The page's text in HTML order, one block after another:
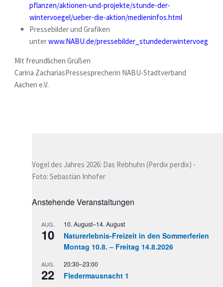
pflanzen/aktionen-und-projekte/stunde-der-
wintervoegel/ueber-die-aktion/medieninfos.html
Pressebilder und Grafiken
unterwww.NABU.de/pressebilder_stundederwintervoegel
Mit freundlichen Grüßen
Carina ZachariasPressesprecherin NABU-Stadtverband
Aachen e.V.
Vogel des Jahres 2026: Das Rebhuhn (Perdix perdix) -
Foto: Sebastian Inhofer
Anstehende Veranstaltungen
AUG.
10
10. August–14. August
Naturerlebnis-Freizeit in den Sommerferien
Montag 10.8. – Freitag 14.8.2026
AUG.
22
20:30–23:00
Fledermausnacht 1